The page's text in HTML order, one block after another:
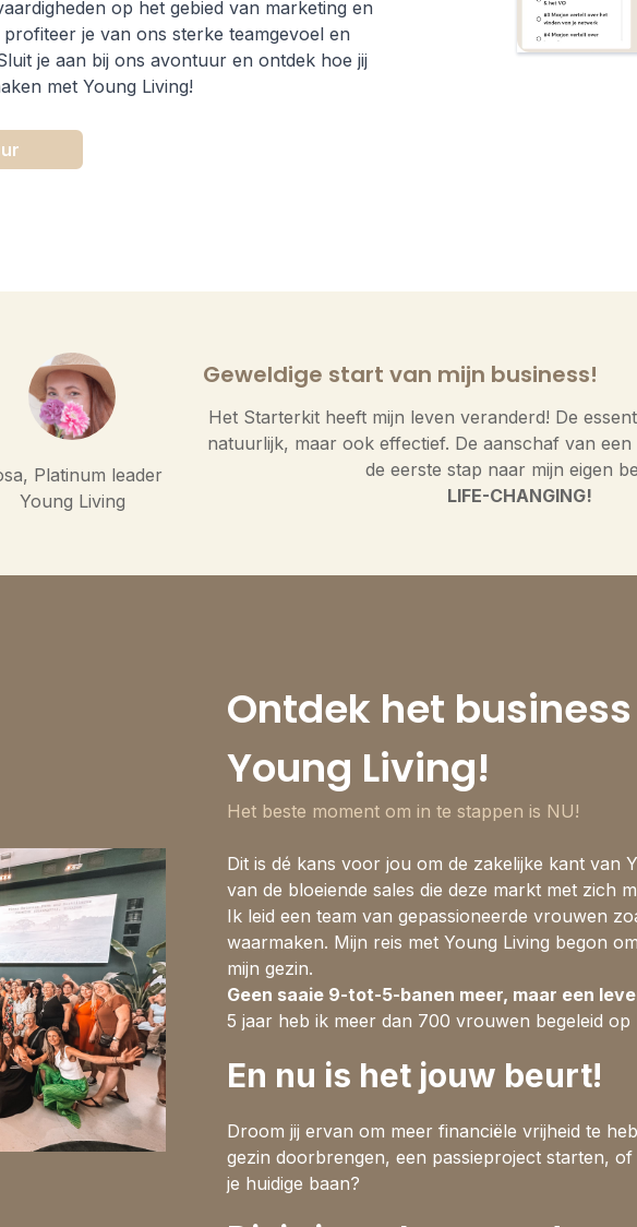
op het gebied van marketing en
je van ons sterke teamgevoel en
je aan bij ons avontuur en ontdek hoe jij
met Young Living!
Platinum leader
Young Living
Geweldige start van mijn business!
Het Starterkit heeft mijn leven veranderd! De
natuurlijk, maar ook effectief. De aanschaf van
de eerste stap naar mijn eigen
LIFE-CHANGING!
Ontdek het
Young Living!
Het beste moment om in te stappen is NU!
Dit is dé kans voor jou om de zakelijke kant van
van de bloeiende sales die deze markt met zich
Ik leid een team van gepassioneerde vrouwen
waarmaken. Mijn reis met Young Living begon
mijn gezin.
Geen saaie 9-tot-5-banen meer, maar een
5 jaar heb ik meer dan 700 vrouwen begeleid
En nu is het jouw beurt!
Droom jij ervan om meer financiële vrijheid te
gezin doorbrengen, een passieproject starten,
je huidige baan?